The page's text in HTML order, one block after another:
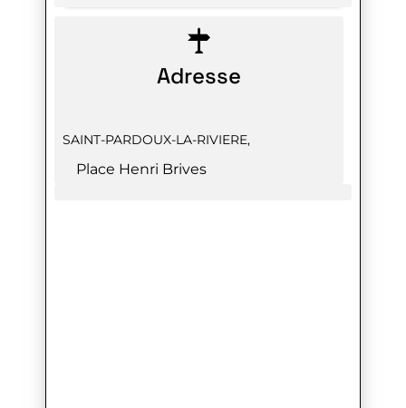
Adresse
SAINT-PARDOUX-LA-RIVIERE,
Place Henri Brives